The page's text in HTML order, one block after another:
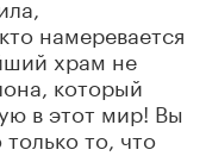
намеревается
храм не
который
в этот мир! Вы
то, что